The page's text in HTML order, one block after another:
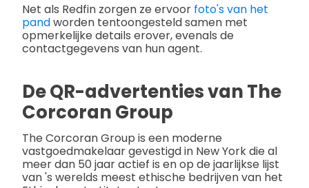
Net als Redfin zorgen ze ervoor foto's van het
pandworden tentoongesteld samen met
opmerkelijke details erover, evenals de
contactgegevens van hun agent.
De QR-advertenties van The
Corcoran Group
The Corcoran Group is een moderne
vastgoedmakelaar gevestigd in New York die al
meer dan 50 jaar actief is en op de jaarlijkse lijst
van 's werelds meest ethische bedrijven van het